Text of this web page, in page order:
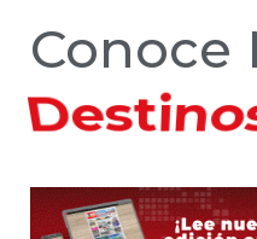
Conoce
Hoteles